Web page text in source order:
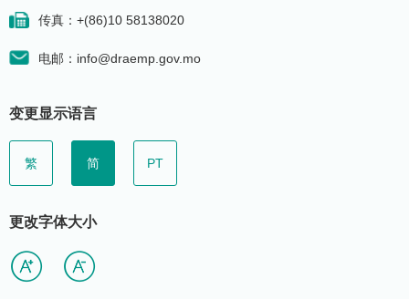
传真：+(86)10 58138020
电邮：info@draemp.gov.mo
变更显示语言
繁 简 PT
更改字体大小